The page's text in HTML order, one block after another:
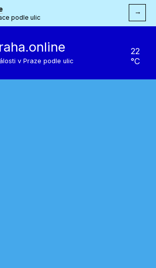
podle ulic
→
v Praze podle ulic
22
°C